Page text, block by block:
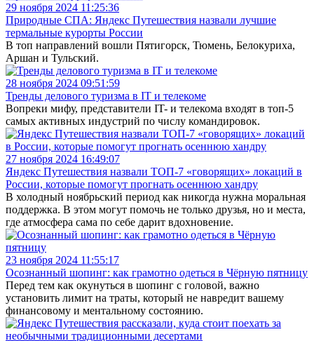
29 ноября 2024 11:25:36
Природные СПА: Яндекс Путешествия назвали лучшие
термальные курорты России
В топ направлений вошли Пятигорск, Тюмень, Белокуриха,
Аршан и Тульский.
28 ноября 2024 09:51:59
Тренды делового туризма в IT и телекоме
Вопреки мифу, представители IT- и телекома входят в топ-5
самых активных индустрий по числу командировок.
27 ноября 2024 16:49:07
Яндекс Путешествия назвали ТОП-7 «говорящих» локаций в
России, которые помогут прогнать осеннюю хандру
В холодный ноябрьский период как никогда нужна моральная
поддержка. В этом могут помочь не только друзья, но и места,
где атмосфера сама по себе дарит вдохновение.
23 ноября 2024 11:55:17
Осознанный шопинг: как грамотно одеться в Чёрную пятницу
Перед тем как окунуться в шопинг с головой, важно
установить лимит на траты, который не навредит вашему
финансовому и ментальному состоянию.